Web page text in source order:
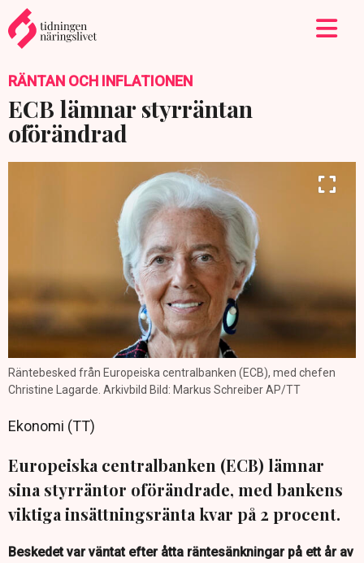
RÄNTAN OCH INFLATIONEN
ECB lämnar styrräntan
oförändrad
Räntebesked från Europeiska centralbanken (ECB), med chefen
Christine Lagarde. Arkivbild Bild: Markus Schreiber AP/TT
Ekonomi (TT)
Europeiska centralbanken (ECB) lämnar
sina styrräntor oförändrade, med bankens
viktiga insättningsränta kvar på 2 procent.
Beskedet var väntat efter åtta räntesänkningar på ett år av